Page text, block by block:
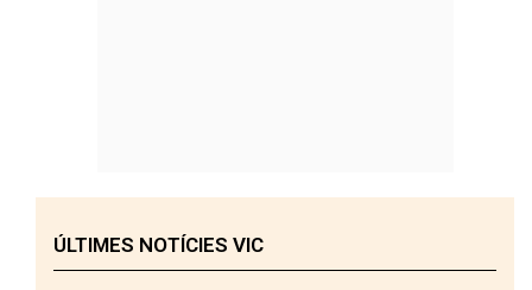
ÚLTIMES NOTÍCIES VIC